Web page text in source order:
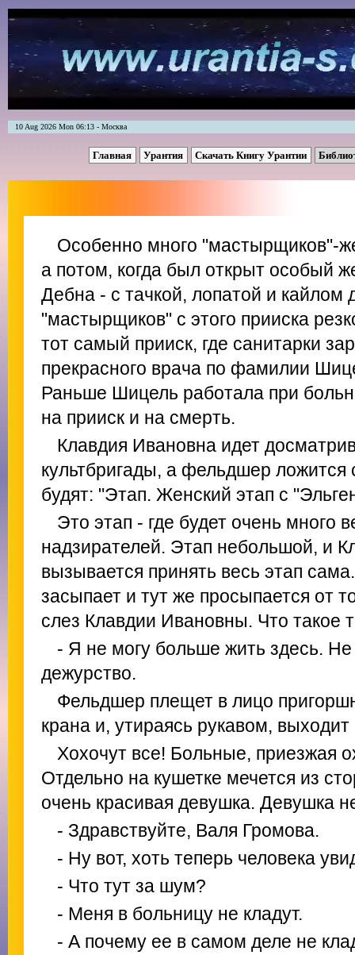
10 Aug 2026 Mon 06:13 - Москва
Главная Урантия Скачать Книгу Урантии
Особенно много "мастырщиков"-
а потом, когда был открыт особый
Дебна - с тачкой, лопатой и кайлом
"мастырщиков" с этого прииска
тот самый прииск, где санитарки
прекрасного врача по фамилии
Раньше Шицель работала при
на прииск и на смерть.
Клавдия Ивановна идет
культбригады, а фельдшер ложится
будят: "Этап. Женский этап с
Это этап - где будет очень много
надзирателей. Этап небольшой, и
вызывается принять весь этап
засыпает и тут же просыпается от
слез Клавдии Ивановны. Что такое
- Я не могу больше жить здесь.
дежурство.
Фельдшер плещет в лицо
крана и, утираясь рукавом,
Хохочут все! Больные, приезжая
Отдельно на кушетке мечется из
очень красивая девушка. Девушка
- Здравствуйте, Валя Громова.
- Ну вот, хоть теперь человека
- Что тут за шум?
- Меня в больницу не кладут.
- А почему ее в самом деле не